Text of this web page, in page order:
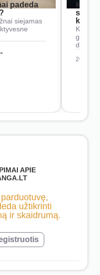
padeda
siejamas
Kaip
2026-
APIE
užtikrinti
ir skaidrumą.